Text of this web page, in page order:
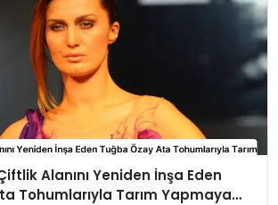
Alanını Yeniden İnşa Eden
Tohumlarıyla Tarım Yapmaya